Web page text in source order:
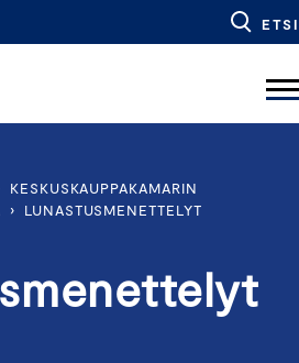
ETSI
KESKUSKAUPPAKAMARIN
› LUNASTUSMENETTELYT